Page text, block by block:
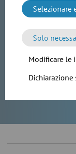
Selezionare
Solo
Modificare le